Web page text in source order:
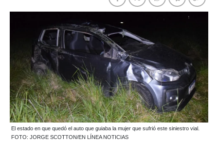
El estado en que quedó el auto que guiaba la mujer que sufrió este siniestro vial.
FOTO: JORGE SCOTTON/EN LÍNEA NOTICIAS